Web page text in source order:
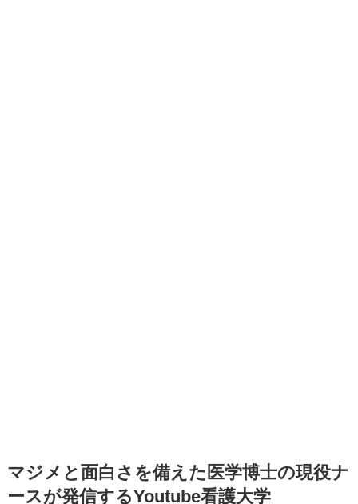
マジメと面白さを備えた医学博士の現役ナ
ースが発信するYoutube看護大学